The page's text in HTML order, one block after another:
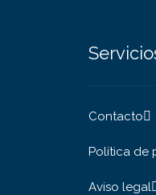
Contacto
Política de
Aviso legal